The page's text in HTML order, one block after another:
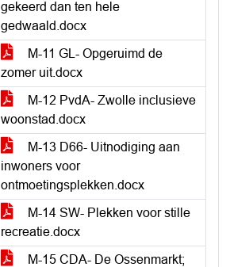
gekeerd dan ten hele
gedwaald.docx
M-11 GL- Opgeruimd de
zomer uit.docx
M-12 PvdA- Zwolle inclusieve
woonstad.docx
M-13 D66- Uitnodiging aan
inwoners voor
ontmoetingsplekken.docx
M-14 SW- Plekken voor stille
recreatie.docx
M-15 CDA- De Ossenmarkt;